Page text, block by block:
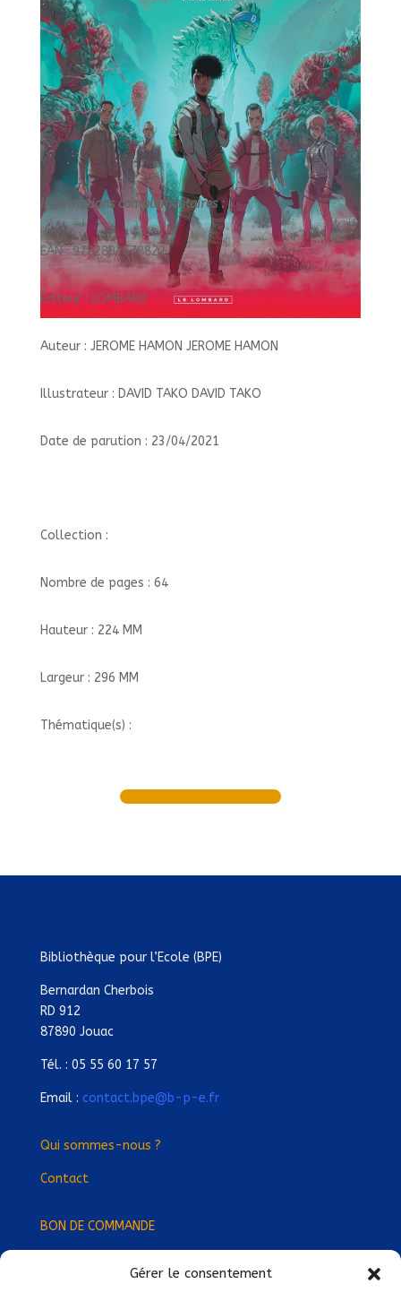
Gérer le consentement
Informations complémentaires :
EAN : 9782803678822
Éditeur : LOMBARD
Auteur : JEROME HAMON JEROME HAMON
Illustrateur : DAVID TAKO DAVID TAKO
Date de parution : 23/04/2021
Collection :
Nombre de pages : 64
Hauteur : 224 MM
Largeur : 296 MM
Thématique(s) :
Bibliothèque pour l’Ecole (BPE)
Bernardan Cherbois
RD 912
87890 Jouac
Tél. : 05 55 60 17 57
Email : contact.bpe@b-p-e.fr
Qui sommes-nous ?
Contact
BON DE COMMANDE
Devenez Délégué·e Régional·e !